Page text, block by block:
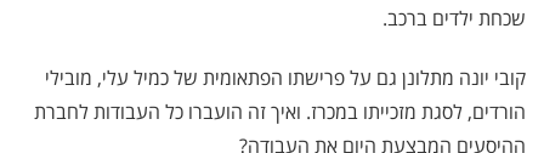
שכחת ילדים ברכב.
קובי יונה מתלונן גם על פרישתו הפתאומית של כמיל עלי, מובילי
הורדים, לסגת מזכייתו במכרז. ואיך זה הועברו כל העבודות לחברת
ההיסעים המבצעת היום את העבודה?